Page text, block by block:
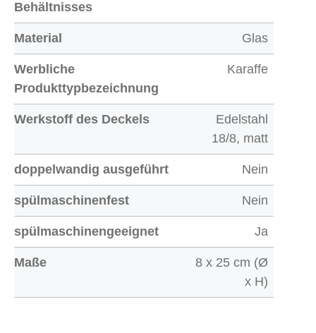
Behältnisses
Material Glas
Werbliche
Produkttypbezeichnung
Karaffe
Werkstoff des Deckels
Edelstahl
18/8, matt
doppelwandig ausgeführt Nein
spülmaschinenfest Nein
spülmaschinengeeignet Ja
Maße
8 x 25 cm (Ø
x H)